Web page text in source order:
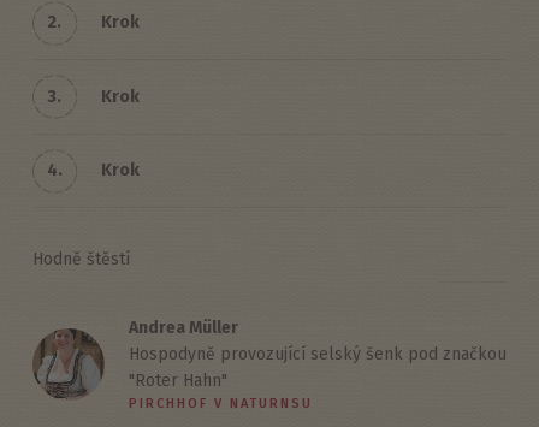
2. Krok
3. Krok
4. Krok
Hodně štěstí
Andrea Müller
Hospodyně provozující selský šenk pod značkou
"Roter Hahn"
PIRCHHOF V NATURNSU